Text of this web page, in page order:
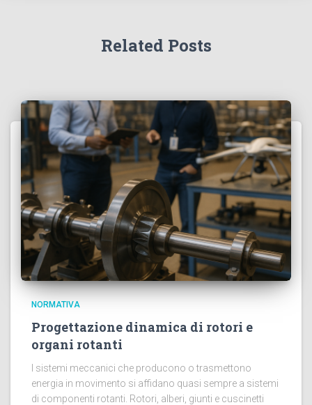
Related Posts
NORMATIVA
Progettazione dinamica di rotori e
organi rotanti
I sistemi meccanici che producono o trasmettono
energia in movimento si affidano quasi sempre a sistemi
di componenti rotanti. Rotori, alberi, giunti e cuscinetti